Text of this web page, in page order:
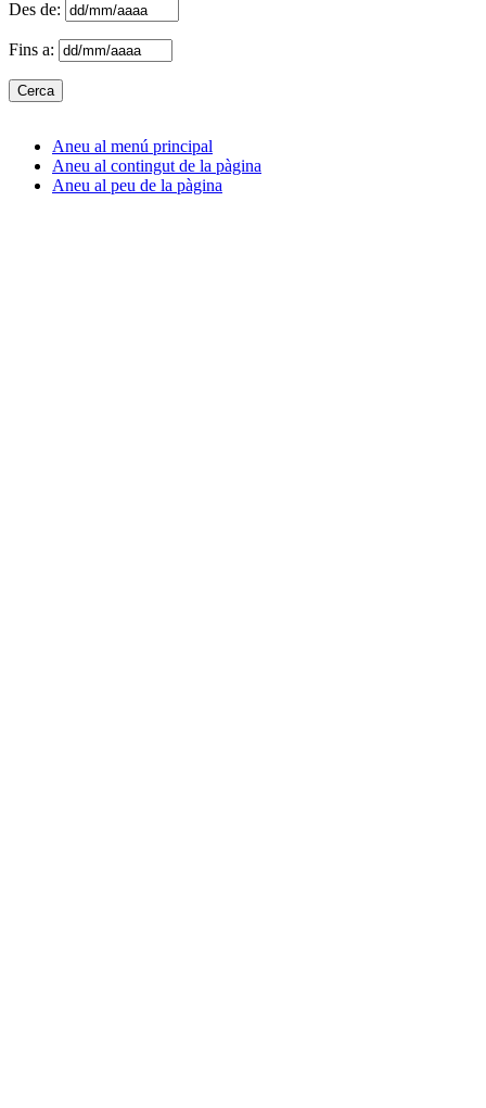
Des de:
Fins a:
Aneu al menú principal
Aneu al contingut de la pàgina
Aneu al peu de la pàgina